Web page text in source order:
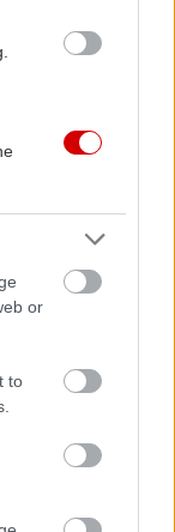
or
to
Πώς θα